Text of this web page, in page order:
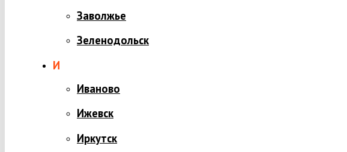
Заволжье
Зеленодольск
И
Иваново
Ижевск
Иркутск